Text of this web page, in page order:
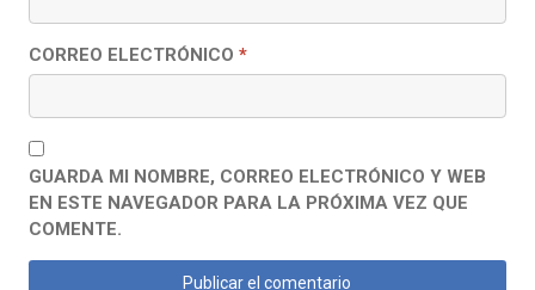
CORREO ELECTRÓNICO *
GUARDA MI NOMBRE, CORREO ELECTRÓNICO Y WEB
EN ESTE NAVEGADOR PARA LA PRÓXIMA VEZ QUE
COMENTE.